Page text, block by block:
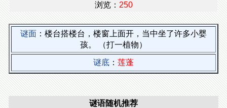
浏览： 250
谜面 ：楼台搭楼台，楼窗上面开，当中坐了许多小婴
孩。 （打一植物）
谜底 ： 莲蓬
谜语随机推荐